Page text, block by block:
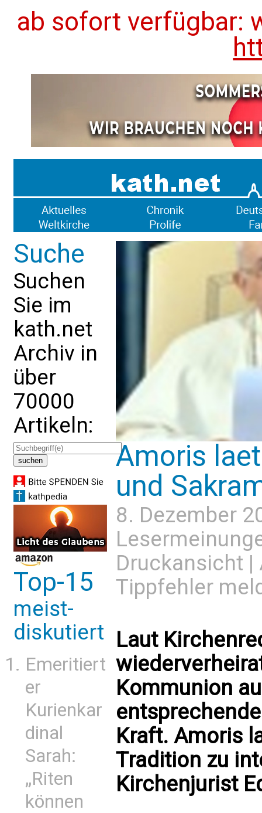
ab sofort verfügbar:
Suche
Suchen
Sie im
kath.net
Archiv in
über
70000
Artikeln:
Top-15
meist-
diskutiert
Emeritiert
er
Kurienkar
dinal
Sarah:
„Riten
können
Amoris
und
8. Dezember
Druckansicht |
Tippfehler
Laut
Kommunion
Kraft. Amoris
Tradition zu
Kirchenjurist